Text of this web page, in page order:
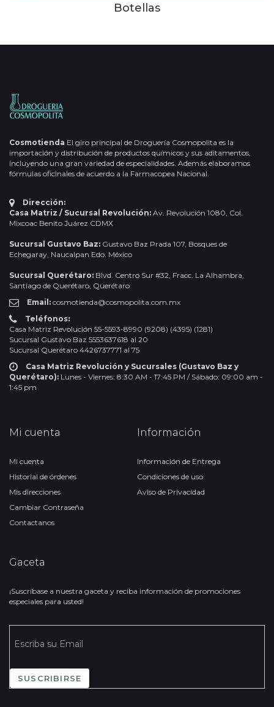
Botellas
Cosmotienda El giro principal de Droguería Cosmopolita es la
importación y distribución de productos químicos y sus aditamentos,
incluyendo una gran variedad de especialidades. Además elaboramos
fórmulas oficinales de acuerdo a la Farmacopea Nacional.
Dirección:
Casa Matriz / Sucursal Revolución: Av. Revolución 1080, Col.
Mixcoac Benito Juárez CDMX
Sucursal Gustavo Baz: Gustavo Baz Prada 107, Bosques de
Echegaray, Naucalpan Edo. México
Sucursal Querétaro: Blvd. Centro Sur #32, Fracc. La Alhambra,
Santiago de Querétaro, Querétaro
Email: cosmotienda@cosmopolita.com.mx
Teléfonos:
Casa Matriz Revolución 55-5593-8990 (9208) (4395) (1281)
Sucursal Gustavo Baz 5553637618 al 20
Sucursal Querétaro 4426737771 al 75
Casa Matriz Revolución y Sucursales (Gustavo Baz y
Querétaro): Lunes - Viernes: 8:30 AM - 17:45 PM / Sábado: 09:00 am -
1:45 pm
Mi cuenta
Mi cuenta
Historial de órdenes
Mis direcciones
Cambiar Contraseña
Contactanos
Información
Información de Entrega
Condiciones de uso
Aviso de Privacidad
Gaceta
¡Suscríbase a nuestra gaceta y reciba información de promociones
especiales para usted!
SUSCRIBIRSE